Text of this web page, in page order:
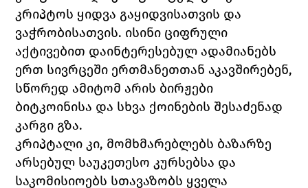
კრიპტოს ყიდვა გაყიდვისათვის და
ვაჭრობისათვის. ისინი ციფრული
აქტივებით დაინტერესებულ ადამიანებს
ერთ სივრცეში ერთმანეთთან აკავშირებენ,
სწორედ ამიტომ არის ბირჟები
ბიტკოინისა და სხვა ქოინების შესაძენად
კარგი გზა.
კრიპტალი კი, მომხმარებლებს ბაზარზე
არსებულ საუკეთესო კურსებსა და
საკომისიოებს სთავაზობს ყველა